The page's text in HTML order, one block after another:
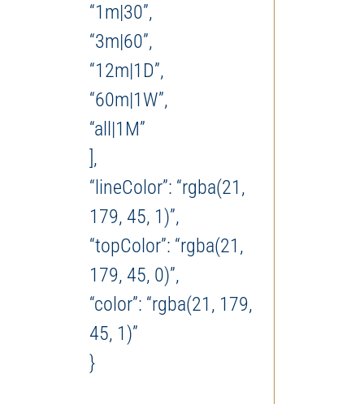
“1m|30”,
“3m|60”,
“12m|1D”,
“60m|1W”,
“all|1M”
],
“lineColor”: “rgba(21,
179, 45, 1)”,
“topColor”: “rgba(21,
179, 45, 0)”,
“color”: “rgba(21, 179,
45, 1)”
}